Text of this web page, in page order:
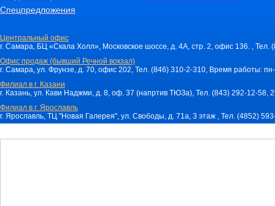
Спецпредложения
Центральный офис
г. Самара, БЦ «Скала Холл», Московское шоссе, д. 4А, стр. 2, офис 136. ,
Офис продаж (бывший Речной вокзал)
г. Самара, ул. Фрунзе, д. 70, офис 202, Тел. (846) 310-2-310, Время работы:
Филиал в г. Казани
г. Казань, ул. Кави Наджми, д. 8, оф. 37 (напртив ТЮЗа), Тел. (843) 292-12-
Филиал в г. Ярославль
г. Ярославль, ТЦ "Новая Галерея", ул. Свободы, д. 71a, 3 этаж , Тел. (4852)